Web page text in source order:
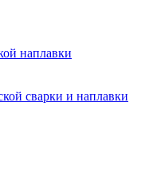
наплавки
сварки и наплавки